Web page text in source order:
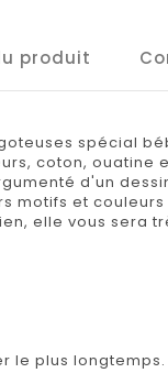
produit
spécial
coton,
d'un
motifs et
elle vous sera
le plus